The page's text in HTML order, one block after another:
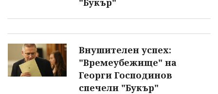
"Букър"
Внушителен успех:
"Времеубежище" на
Георги Господинов
спечели "Букър"